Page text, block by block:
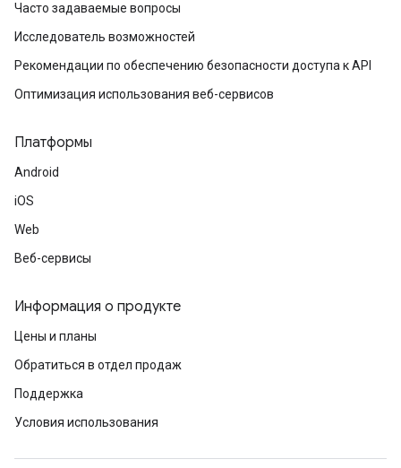
Часто задаваемые вопросы
Исследователь возможностей
Рекомендации по обеспечению безопасности доступа к API
Оптимизация использования веб-сервисов
Платформы
Android
iOS
Web
Веб-сервисы
Информация о продукте
Цены и планы
Обратиться в отдел продаж
Поддержка
Условия использования